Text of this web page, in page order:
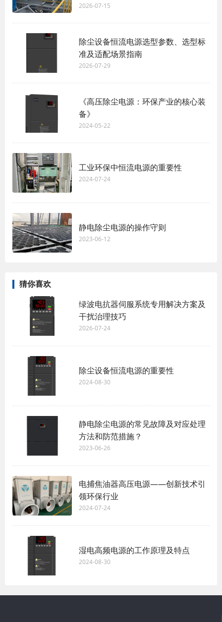
2026-07-15
除尘设备恒流电源选型参数、选型标
准及适配场景指南
2026-07-29
《高压除尘电源：环保产业的核心装
备》
2024-05-22
工业环保中恒流电源的重要性
2024-07-24
静电除尘电源的操作守则
2023-06-12
猜你喜欢
绿波电抗器伺服系统专用解决方案及
干扰治理技巧
2026-07-24
除尘设备恒流电源的重要性
2024-08-30
静电除尘电源的常见故障及对应处理
方法和防范措施？
2023-06-26
电捕焦油器高压电源——创新技术引
领环保行业
2024-07-24
湿电高频电源的工作原理及特点
2024-08-30